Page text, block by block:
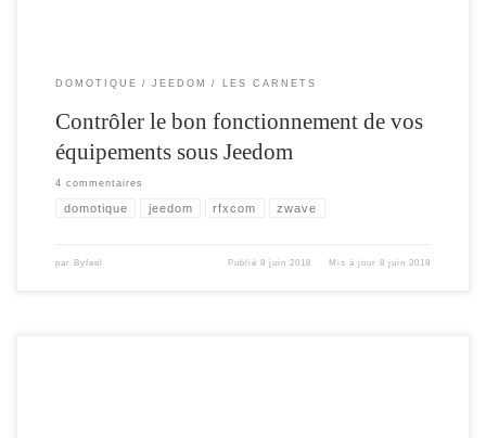
DOMOTIQUE JEEDOM LES CARNETS
Contrôler le bon fonctionnement de vos
équipements sous Jeedom
4 commentaires
domotique jeedom rfxcom zwave
par Byfeel Publié8 juin 2018 Mis à jour8 juin 2018